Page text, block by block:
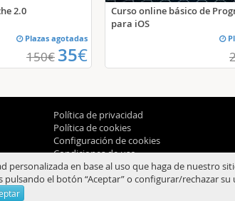
2.0
Plazas agotadas
150€ 35€
Curso online básico de
para iOS
Política de privacidad
Política de cookies
Configuración de cookies
Condiciones de uso
© 2012-2026 Aprendum
en base al uso que haga de nuestro
el botón “Aceptar” o configurar/rechazar su